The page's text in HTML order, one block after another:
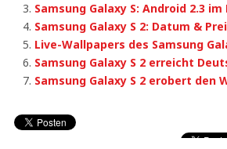
Samsung Galaxy S: Android 2.3 im
Samsung Galaxy S 2: Datum &
Live-Wallpapers des Samsung
Samsung Galaxy S 2 erreicht
Samsung Galaxy S 2 erobert den